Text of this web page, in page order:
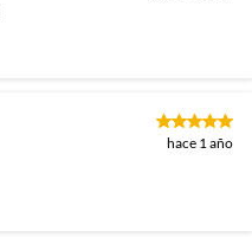
hace 1 año